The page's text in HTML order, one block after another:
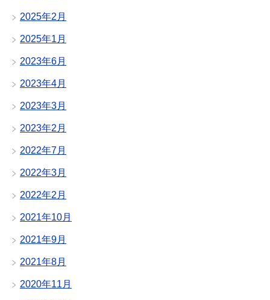
2025年2月
2025年1月
2023年6月
2023年4月
2023年3月
2023年2月
2022年7月
2022年3月
2022年2月
2021年10月
2021年9月
2021年8月
2020年11月